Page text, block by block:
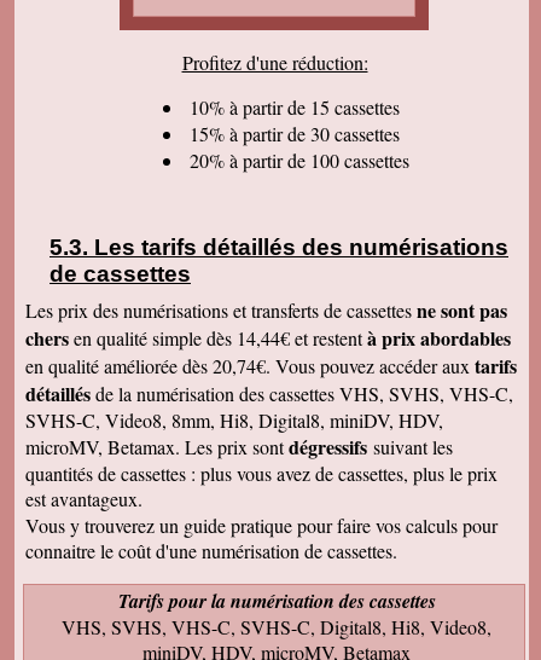
cordialement.
J'ai bien reçu votre paquet, et je suis très
dois dire qu'au début j'étais un peu septique vu
les prix . merci beaucoup Cordialement
Pierre B
Je suis très très très satisfait de votre travail.
que les affaires aillent très bien.
Jacques N
Colis reçu ce jour, satisfait du bon travail réalisé
par vos soins. Merci encore, Cordialement
Hervé R
j'ai bien reçu les CD et les K7 en retour, merci
de cet excellent traitement. Très bons résultats
Pascal R
bonjour bien reçu le colis samedi après
visionnage le travail est superbe
Francis C
J' ai bien reçu votre envoi Les premières
visualisations montrent un beau travail, et
rappellent de nombreux souvenirs Merci Je
ferai de la publicité Bien sincèrement
François M
Bien reçu! Reste à monter pour éliminer ! A
Profitez d'une réduction:
10% à partir de 15 cassettes
15% à partir de 30 cassettes
20% à partir de 100 cassettes
Les tarifs détaillés des numérisations
de cassettes
Les prix des numérisations et transferts de cassettesne sont pas
chersen qualité simple dès 14,44€ et restentà prix abordables
en qualité améliorée dès 20,74€. Vous pouvez accéder aux tarifs
détaillésde la numérisation des cassettes VHS, SVHS, VHS-C,
SVHS-C, Video8, 8mm, Hi8, Digital8, miniDV, HDV,
microMV, Betamax. Les prix sontdégressifs suivant les
quantités de cassettes : plus vous avez de cassettes, plus le prix
est avantageux.
Vous y trouverez un guide pratique pour faire vos calculs pour
connaitre le coût d'une numérisation de cassettes.
Tarifs pour la numérisation des cassettes
VHS, SVHS, VHS-C, SVHS-C, Digital8, Hi8, Video8,
miniDV, HDV, microMV, Betamax